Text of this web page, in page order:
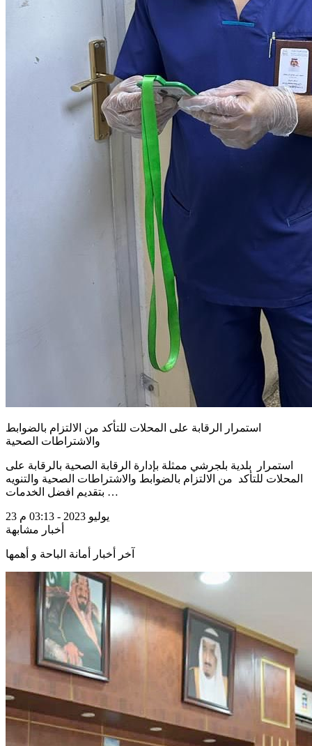
استمرار الرقابة على المحلات للتأكد من الالتزام بالضوابط
والاشتراطات الصحية
استمرار بلدية بلجرشي ممثلة بإدارة الرقابة الصحية بالرقابة على
المحلات للتأكد من الالتزام بالضوابط والاشتراطات الصحية والتنويه
بتقديم افضل الخدمات …
23 يوليو 2023 - 03:13 م
أخبار مشابهة
آخر أخبار أمانة الباحة و أهمها